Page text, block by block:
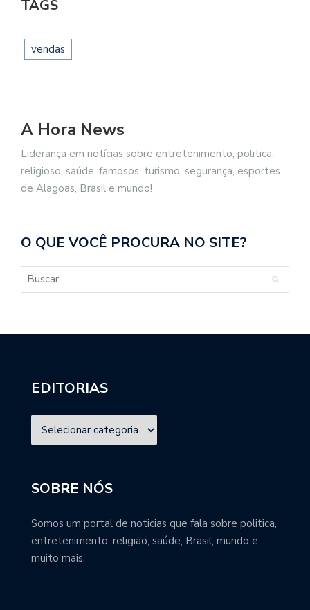
TAGS
vendas
A Hora News
Liderança em notícias sobre entretenimento, politica,
religioso, saúde, famosos, turismo, segurança, esportes
de Alagoas, Brasil e mundo!
O QUE VOCÊ PROCURA NO SITE?
EDITORIAS
SOBRE NÓS
Somos um portal de noticias que fala sobre politica,
entretenimento, religião, saúde, Brasil, mundo e
muito mais.